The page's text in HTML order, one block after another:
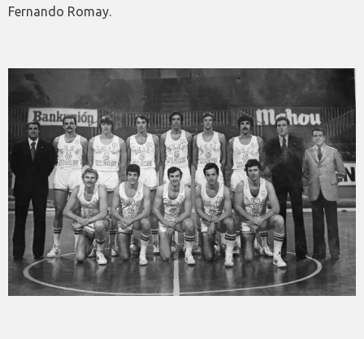
Fernando Romay.